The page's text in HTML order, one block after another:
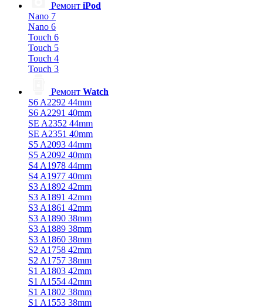
Ремонт iPod
Nano 7
Nano 6
Touch 6
Touch 5
Touch 4
Touch 3
Ремонт Watch
S6 A2292 44mm
S6 A2291 40mm
SE A2352 44mm
SE A2351 40mm
S5 A2093 44mm
S5 A2092 40mm
S4 A1978 44mm
S4 A1977 40mm
S3 A1892 42mm
S3 A1891 42mm
S3 A1861 42mm
S3 A1890 38mm
S3 A1889 38mm
S3 A1860 38mm
S2 A1758 42mm
S2 A1757 38mm
S1 A1803 42mm
S1 A1554 42mm
S1 A1802 38mm
S1 A1553 38mm